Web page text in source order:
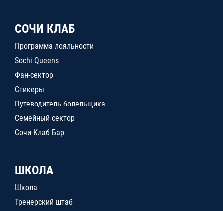
СОЧИ КЛАБ
Программа лояльности
Sochi Queens
Фан-сектор
Стикеры
Путеводитель болельщика
Семейный сектор
Сочи Клаб Бар
ШКОЛА
Школа
Тренерский штаб